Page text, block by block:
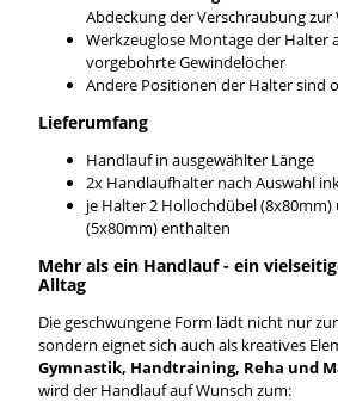
Abdeckung der Verschraubung zur
Werkzeuglose Montage der Halter
vorgebohrte Gewindelöcher
Andere Positionen der Halter sind
Lieferumfang
Handlauf in ausgewählter Länge
2x Handlaufhalter nach Auswahl
je Halter 2 Hollochdübel (8x80mm)
(5x80mm) enthalten
Mehr als ein Handlauf - ein
Alltag
Die geschwungene Form lädt nicht nur
sondern eignet sich auch als kreatives
Gymnastik, Handtraining, Reha und
wird der Handlauf auf Wunsch zum: